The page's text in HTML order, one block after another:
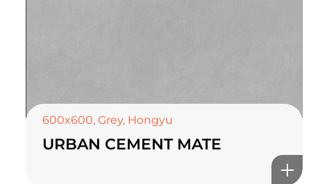
600x600, Grey, Hongyu
URBAN CEMENT MATE